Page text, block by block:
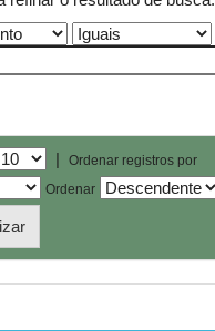
|
Ordenar registros por
Ordenar